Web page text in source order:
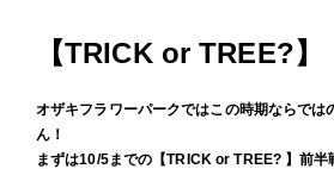
【TRICK or TREE?】
オザキフラワーパークではこの時期ならでは
ん！
まずは10/5までの【TRICK or TREE? 】前半